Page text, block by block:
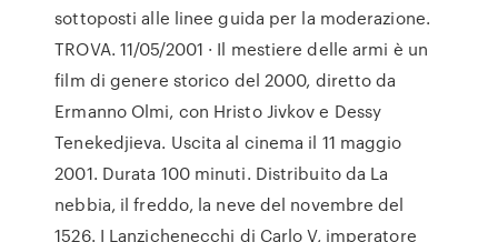
sottoposti alle linee guida per la moderazione.
TROVA. 11/05/2001 · Il mestiere delle armi è un
film di genere storico del 2000, diretto da
Ermanno Olmi, con Hristo Jivkov e Dessy
Tenekedjieva. Uscita al cinema il 11 maggio
2001. Durata 100 minuti. Distribuito da La
nebbia, il freddo, la neve del novembre del
1526. I Lanzichenecchi di Carlo V, imperatore